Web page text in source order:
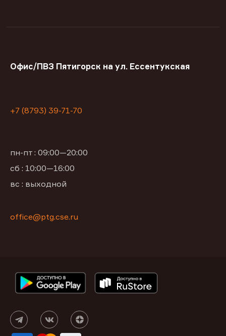
Офис/ПВЗ Пятигорск на ул. Ессентукская
+7 (8793) 39-71-70
пн-пт : 09:00—20:00
сб : 10:00—16:00
вс : выходной
office@ptg.cse.ru